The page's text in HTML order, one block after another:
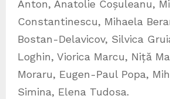
Anton, Anatolie Coșuleanu,
Constantinescu, Mihaela
Bostan-Delavicov, Silvica
Loghin, Viorica Marcu, Niță
Moraru, Eugen-Paul Popa,
Simina, Elena Tudosa.